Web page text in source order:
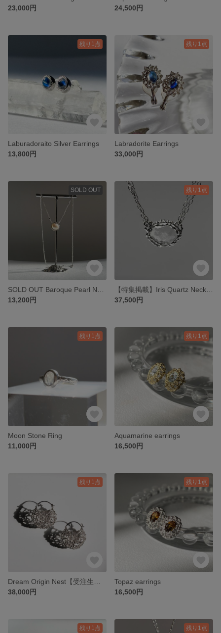
23,000円
24,500円
残り1点
Laburadoraito Silver Earrings
13,800円
残り1点
Labradorite Earrings
33,000円
SOLD OUT
13,200円
残り1点
37,500円
残り1点
Moon Stone Ring
11,000円
残り1点
Aquamarine earrings
16,500円
残り1点
38,000円
残り1点
Topaz earrings
16,500円
残り1点 残り1点